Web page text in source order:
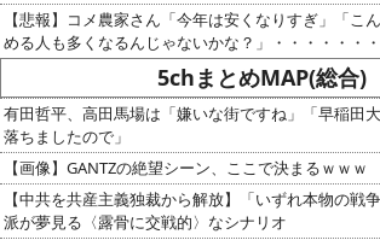
【悲報】コメ農家さん「今年は安くなりすぎ」「こ
める人も多くなるんじゃないかな？」・・・・・・
5chまとめMAP(総合)
有田哲平、高田馬場は「嫌いな街ですね」「早稲田
落ちましたので」
【画像】GANTZの絶望シーン、ここで決まるｗｗｗ
【中共を共産主義独裁から解放】「いずれ本物の戦
派が夢見る〈露骨に交戦的〉なシナリオ